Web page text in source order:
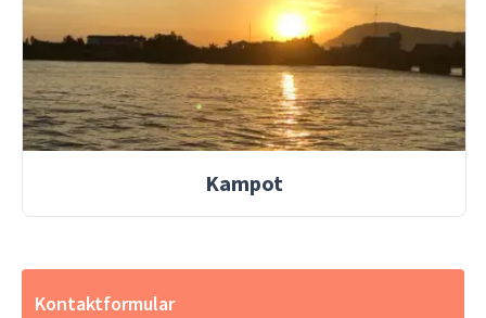
Kampot
Kontaktformular